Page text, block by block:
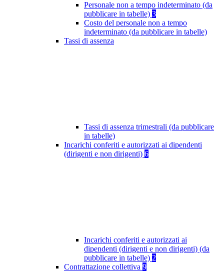
Personale non a tempo indeterminato (da
pubblicare in tabelle) 3
Costo del personale non a tempo
indeterminato (da pubblicare in tabelle)
Tassi di assenza
Tassi di assenza trimestrali (da pubblicare
in tabelle)
Incarichi conferiti e autorizzati ai dipendenti
(dirigenti e non dirigenti) 6
Incarichi conferiti e autorizzati ai
dipendenti (dirigenti e non dirigenti) (da
pubblicare in tabelle) 2
Contrattazione collettiva 9